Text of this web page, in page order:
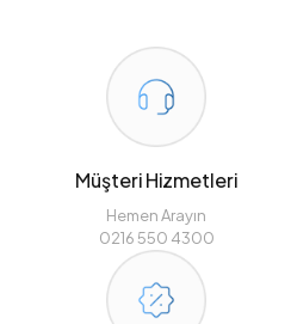
Müşteri Hizmetleri
Hemen Arayın
0216 550 4300